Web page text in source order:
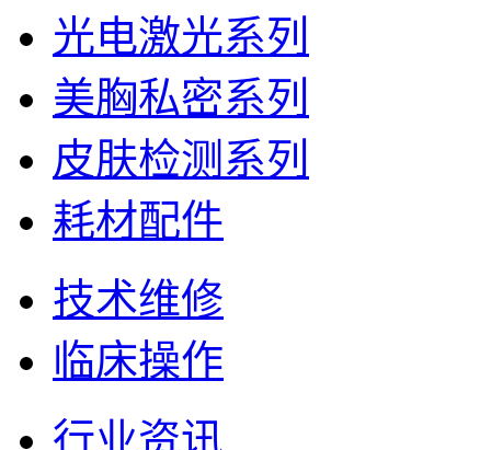
光电激光系列
美胸私密系列
皮肤检测系列
耗材配件
技术维修
临床操作
行业资讯